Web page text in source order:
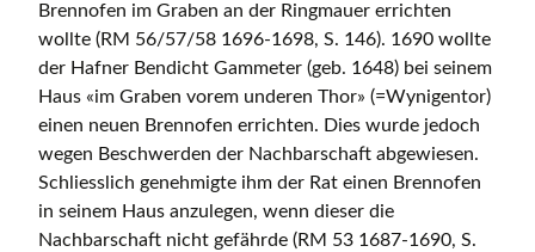
Brennofen im Graben an der Ringmauer errichten
wollte (RM 56/57/58 1696-1698, S. 146). 1690 wollte
der Hafner Bendicht Gammeter (geb. 1648) bei seinem
Haus «im Graben vorem underen Thor» (=Wynigentor)
einen neuen Brennofen errichten. Dies wurde jedoch
wegen Beschwerden der Nachbarschaft abgewiesen.
Schliesslich genehmigte ihm der Rat einen Brennofen
in seinem Haus anzulegen, wenn dieser die
Nachbarschaft nicht gefährde (RM 53 1687-1690, S.